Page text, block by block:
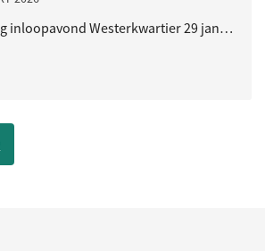
Participatieverslag inloopavond Westerkwartier 29 januari 2026